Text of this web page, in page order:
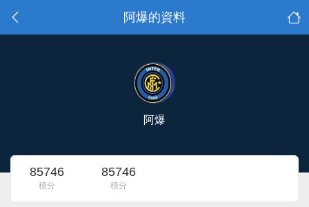
阿爆的資料
阿爆
85746
積分
85746
積分